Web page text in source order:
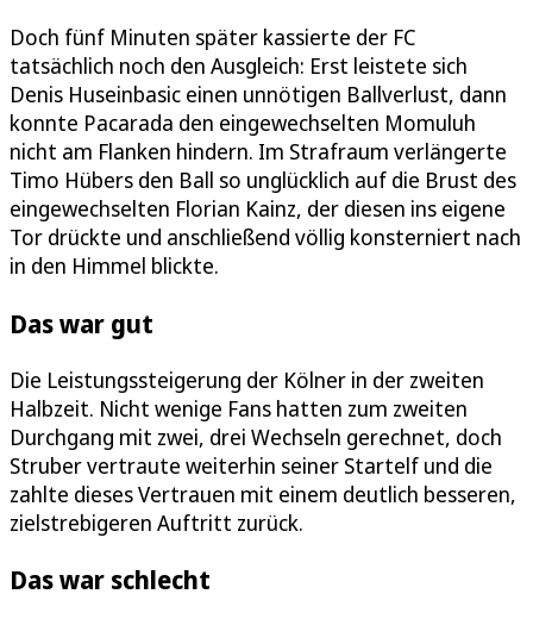
Doch fünf Minuten später kassierte der FC
tatsächlich noch den Ausgleich: Erst leistete sich
Denis Huseinbasic einen unnötigen Ballverlust, dann
konnte Pacarada den eingewechselten Momuluh
nicht am Flanken hindern. Im Strafraum verlängerte
Timo Hübers den Ball so unglücklich auf die Brust des
eingewechselten Florian Kainz, der diesen ins eigene
Tor drückte und anschließend völlig konsterniert nach
in den Himmel blickte.
Das war gut
Die Leistungssteigerung der Kölner in der zweiten
Halbzeit. Nicht wenige Fans hatten zum zweiten
Durchgang mit zwei, drei Wechseln gerechnet, doch
Struber vertraute weiterhin seiner Startelf und die
zahlte dieses Vertrauen mit einem deutlich besseren,
zielstrebigeren Auftritt zurück.
Das war schlecht